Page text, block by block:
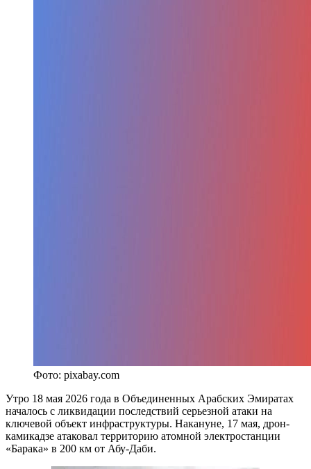
Фото: pixabay.com
Утро 18 мая 2026 года в Объединенных Арабских Эмиратах
началось с ликвидации последствий серьезной атаки на
ключевой объект инфраструктуры. Накануне, 17 мая, дрон-
камикадзе атаковал территорию атомной электростанции
«Барака» в 200 км от Абу-Даби.